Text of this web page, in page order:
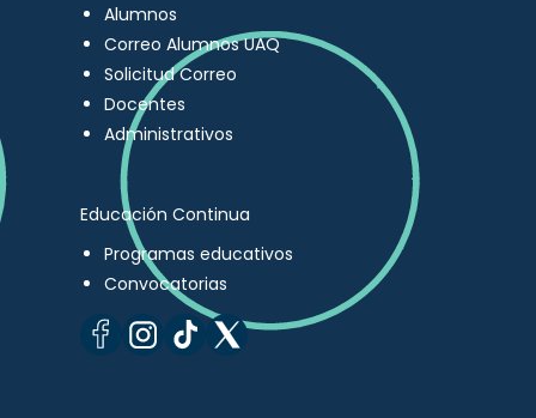
Alumnos
Correo Alumnos UAQ
Solicitud Correo
Docentes
Administrativos
Educación Continua
Programas educativos
Convocatorias